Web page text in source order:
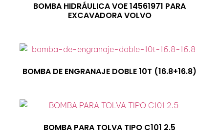
BOMBA HIDRÁULICA VOE 14561971 PARA
EXCAVADORA VOLVO
BOMBA DE ENGRANAJE DOBLE 10T (16.8+16.8)
BOMBA PARA TOLVA TIPO C101 2.5